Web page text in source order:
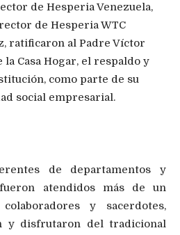
de Hesperia Venezuela,
de Hesperia WTC
ratificaron al Padre Víctor
Casa Hogar, el respaldo y
como parte de su
social empresarial.
de departamentos y
atendidos más de un
y sacerdotes,
y disfrutaron del tradicional